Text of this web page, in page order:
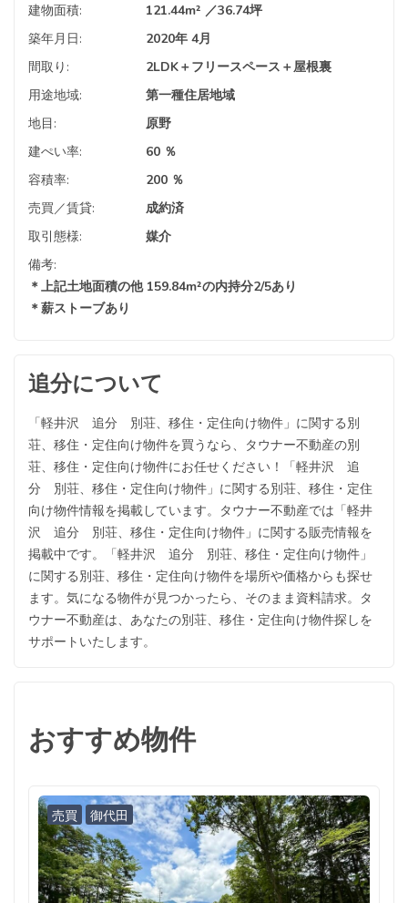
建物面積:
121.44m² ／36.74坪
築年月日:
2020年 4月
間取り:
2LDK＋フリースペース＋屋根裏
用途地域:
第一種住居地域
地目:
原野
建ぺい率:
60 ％
容積率:
200 ％
売買／賃貸:
成約済
取引態様:
媒介
備考:
＊上記土地面積の他 159.84m²の内持分2/5あり
＊薪ストーブあり
追分について
「軽井沢 追分 別荘、移住・定住向け物件」に関する別
荘、移住・定住向け物件を買うなら、タウナー不動産の別
荘、移住・定住向け物件にお任せください！「軽井沢 追
分 別荘、移住・定住向け物件」に関する別荘、移住・定住
向け物件情報を掲載しています。タウナー不動産では「軽井
沢 追分 別荘、移住・定住向け物件」に関する販売情報を
掲載中です。「軽井沢 追分 別荘、移住・定住向け物件」
に関する別荘、移住・定住向け物件を場所や価格からも探せ
ます。気になる物件が見つかったら、そのまま資料請求。タ
ウナー不動産は、あなたの別荘、移住・定住向け物件探しを
サポートいたします。
おすすめ物件
売買 御代田